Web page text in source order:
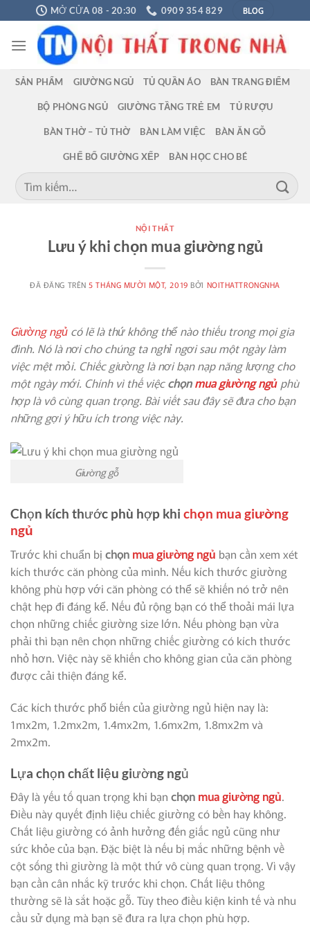
Chuyển
đến
nội
MỞ CỬA 08 - 20:30 0909 354 829 BLOG
SẢN PHẨM GIƯỜNG NGỦ TỦ QUẦN ÁO BÀN TRANG ĐIỂM
BỘ PHÒNG NGỦ GIƯỜNG TẦNG TRẺ EM TỦ RƯỢU
BÀN THỜ – TỦ THỜ BÀN LÀM VIỆC BÀN ĂN GỖ
GHẾ BỐ GIƯỜNG XẾP BÀN HỌC CHO BÉ
Tìm
kiếm:
NỘI THẤT
Lưu ý khi chọn mua giường ngủ
ĐÃ ĐĂNG TRÊN 5 THÁNG MƯỜI MỘT, 2019 BỞI NOITHATTRONGNHA
Giường ngủ có lẽ là thứ không thể nào thiếu trong mọi gia
đình. Nó là nơi cho chúng ta nghỉ ngơi sau một ngày làm
việc mệt mỏi. Chiếc giường là nơi bạn nạp năng lượng cho
một ngày mới. Chính vì thế việcchọnmua giường ngủ phù
hợp là vô cùng quan trọng. Bài viết sau đây sẽ đưa cho bạn
những gợi ý hữu ích trong việc này.
Giường gỗ
Chọn kích thước phù hợp khi chọn mua giường
ngủ
Trước khi chuẩn bị chọn mua giường ngủ bạn cần xem xét
kích thước căn phòng của mình. Nếu kích thước giường
không phù hợp với căn phòng có thể sẽ khiến nó trở nên
chật hẹp đi đáng kể. Nếu đủ rộng bạn có thể thoải mái lựa
chọn những chiếc giường size lớn. Nếu phòng bạn vừa
phải thì bạn nên chọn những chiếc giường có kích thước
nhỏ hơn. Việc này sẽ khiến cho không gian của căn phòng
được cải thiện đáng kể.
Các kích thước phổ biến của giường ngủ hiện nay là:
1mx2m, 1.2mx2m, 1.4mx2m, 1.6mx2m, 1.8mx2m và
2mx2m.
Lựa chọn chất liệu giường ngủ
Đây là yếu tố quan trọng khi bạn chọn mua giường ngủ.
Điều này quyết định liệu chiếc giường có bền hay không.
Chất liệu giường có ảnh hưởng đến giấc ngủ cũng như
sức khỏe của bạn. Đặc biệt là nếu bị mắc những bệnh về
cột sống thì giường là một thứ vô cùng quan trọng. Vì vậy
bạn cần cân nhắc kỹ trước khi chọn. Chất liệu thông
thường sẽ là sắt hoặc gỗ. Tùy theo điều kiện kinh tế và nhu
cầu sử dụng mà bạn sẽ đưa ra lựa chọn phù hợp.